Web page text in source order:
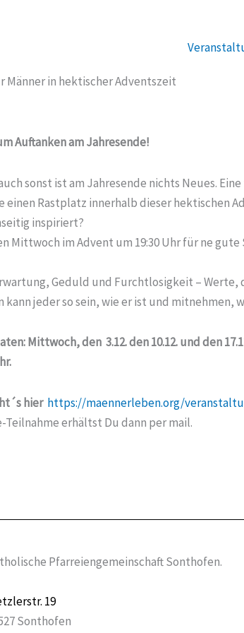
Männer in hektischer Adventszeit
Auftanken am Jahresende!
sonst ist am Jahresende nichts Neues.
einen Rastplatz innerhalb dieser hektischen
inspiriert?
Mittwoch im Advent um 19:30 Uhr für ne
Geduld und Furchtlosigkeit –
kann jeder so sein, wie er ist und mitnehmen,
Mittwoch, den 3.12. den 10.12. und den
hier https://maennerleben.org/
Teilnahme erhältst Du dann per mail.
Pfarreiengemeinschaft Sonthofen.
19
Sonthofen